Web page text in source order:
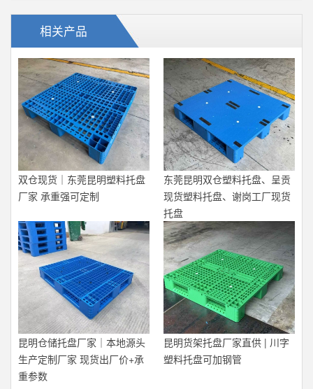
相关产品
双仓现货｜东莞昆明塑料托盘
厂家 承重强可定制
东莞昆明双仓塑料托盘、呈贡
现货塑料托盘、谢岗工厂现货
托盘
昆明仓储托盘厂家｜本地源头
生产定制厂家 现货出厂价+承
重参数
昆明货架托盘厂家直供 | 川字
塑料托盘可加钢管